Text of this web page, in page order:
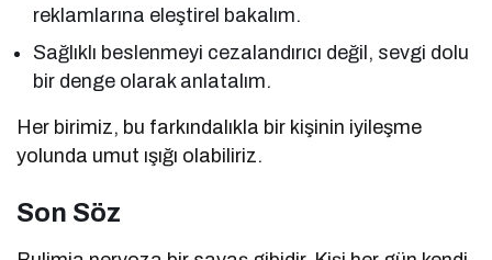
reklamlarına eleştirel bakalım.
Sağlıklı beslenmeyi cezalandırıcı değil, sevgi dolu
bir denge olarak anlatalım.
Her birimiz, bu farkındalıkla bir kişinin iyileşme
yolunda umut ışığı olabiliriz.
Son Söz